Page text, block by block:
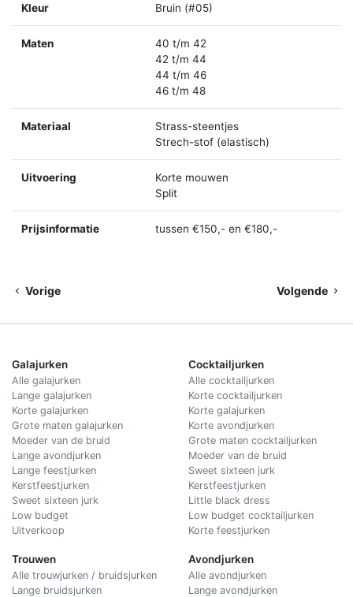
Kleur Bruin (#05)
Maten
40 t/m 42
42 t/m 44
44 t/m 46
46 t/m 48
Materiaal
Strass-steentjes
Strech-stof (elastisch)
Uitvoering
Korte mouwen
Split
Prijsinformatie tussen €150,- en €180,-
Vorige Volgende
Galajurken
Alle galajurken
Lange galajurken
Korte galajurken
Grote maten galajurken
Moeder van de bruid
Lange avondjurken
Lange feestjurken
Kerstfeestjurken
Sweet sixteen jurk
Low budget
Uitverkoop
Trouwen
Alle trouwjurken / bruidsjurken
Lange bruidsjurken
Cocktailjurken
Alle cocktailjurken
Korte cocktailjurken
Korte galajurken
Korte avondjurken
Grote maten cocktailjurken
Moeder van de bruid
Sweet sixteen jurk
Kerstfeestjurken
Little black dress
Low budget cocktailjurken
Korte feestjurken
Avondjurken
Alle avondjurken
Lange avondjurken